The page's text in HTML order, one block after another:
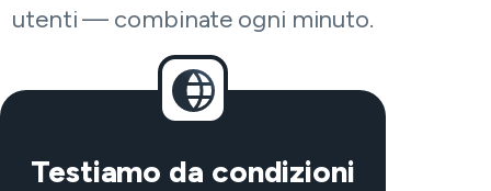
utenti — combinate ogni minuto.
Testiamo da condizioni